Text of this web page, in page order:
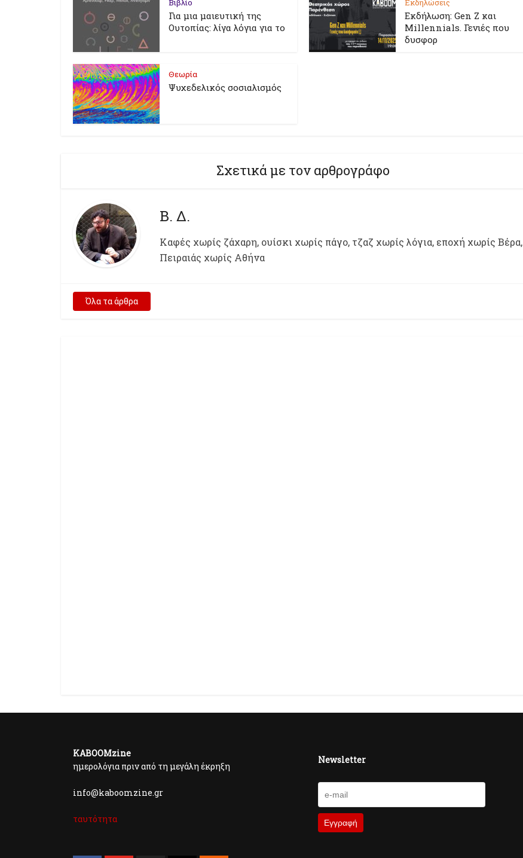
Βιβλίο
Για μια μαιευτική της
Ουτοπίας: λίγα λόγια για το
Εκδηλώσεις
Εκδήλωση: Gen Z και
Millennials. Γενιές που
δυσφορ
Θεωρία
Ψυχεδελικός σοσιαλισμός
Σχετικά με τον αρθρογράφο
Β. Δ.
Kαφές χωρίς ζάχαρη, ουίσκι χωρίς πάγο, τζαζ χωρίς λόγια, εποχή χωρίς Βέρα,
Πειραιάς χωρίς Αθήνα
Όλα τα άρθρα
KABOOMzine
ημερολόγια πριν από τη μεγάλη έκρηξη
info@kaboomzine.gr
ταυτότητα
Newsletter